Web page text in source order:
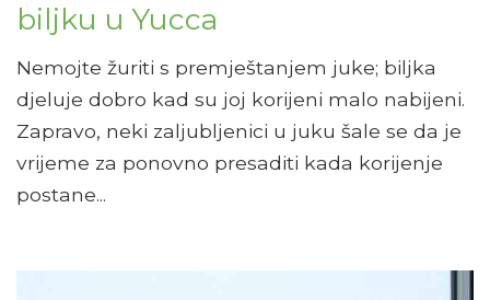
biljku u Yucca
Nemojte žuriti s premještanjem juke; biljka
djeluje dobro kad su joj korijeni malo nabijeni.
Zapravo, neki zaljubljenici u juku šale se da je
vrijeme za ponovno presaditi kada korijenje
postane...